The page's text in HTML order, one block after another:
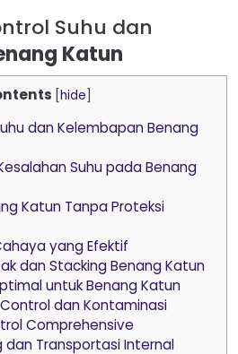
Suhu dan
Katun
[hide
dan Kelembapan Benang
Suhu pada Benang
Katun Tanpa Proteksi
yang Efektif
dan Stacking Benang Katun
untuk Benang Katun
dan Kontaminasi
Comprehensive
dan Transportasi Internal